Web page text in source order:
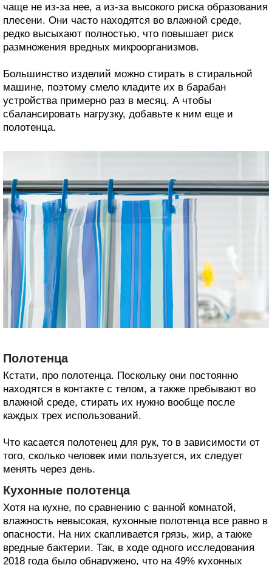
чаще не из-за нее, а из-за высокого риска образования
плесени. Они часто находятся во влажной среде,
редко высыхают полностью, что повышает риск
размножения вредных микроорганизмов.
Большинство изделий можно стирать в стиральной
машине, поэтому смело кладите их в барабан
устройства примерно раз в месяц. А чтобы
сбалансировать нагрузку, добавьте к ним еще и
полотенца.
Полотенца
Кстати, про полотенца. Поскольку они постоянно
находятся в контакте с телом, а также пребывают во
влажной среде, стирать их нужно вообще после
каждых трех использований.
Что касается полотенец для рук, то в зависимости от
того, сколько человек ими пользуется, их следует
менять через день.
Кухонные полотенца
Хотя на кухне, по сравнению с ванной комнатой,
влажность невысокая, кухонные полотенца все равно в
опасности. На них скапливается грязь, жир, а также
вредные бактерии. Так, в ходе одного исследования
2018 года было обнаружено, что на 49% кухонных